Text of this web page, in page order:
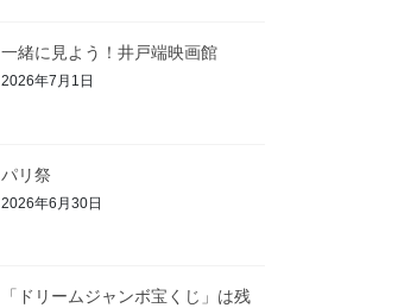
一緒に見よう！井戸端映画館
2026年7月1日
パリ祭
2026年6月30日
「ドリームジャンボ宝くじ」は残